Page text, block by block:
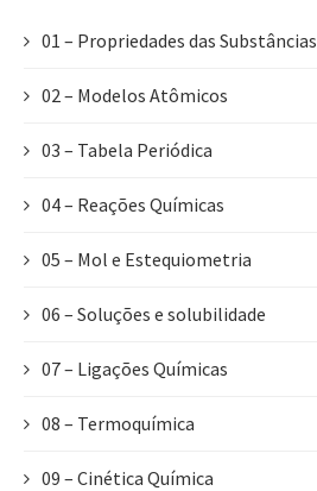
01 – Propriedades das Substâncias
02 – Modelos Atômicos
03 – Tabela Periódica
04 – Reações Químicas
05 – Mol e Estequiometria
06 – Soluções e solubilidade
07 – Ligações Químicas
08 – Termoquímica
09 – Cinética Química